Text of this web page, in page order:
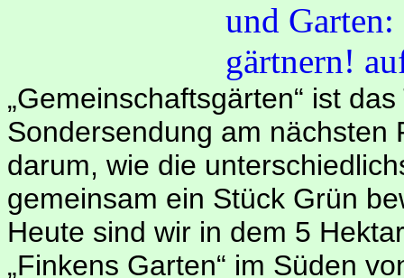
„Gemeinschaftsgärten“ ist
Sondersendung am nächsten
darum, wie die
gemeinsam ein Stück Grün
Heute sind wir in dem 5
„Finkens Garten“ im Süden